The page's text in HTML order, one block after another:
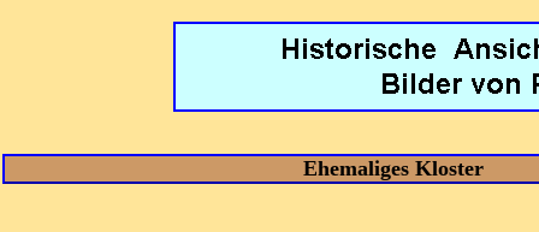
Ehemaliges Kloster